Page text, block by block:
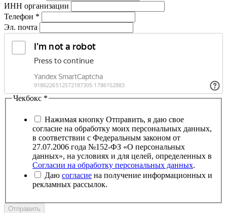
ИНН организации
Телефон *
Эл. почта
Чекбокс *
Нажимая кнопку Отправить, я даю свое
согласие на обработку моих персональных данных,
в соответствии с Федеральным законом от
27.07.2006 года №152-ФЗ «О персональных
данных», на условиях и для целей, определенных в
Согласии на обработку персональных данных.
Даю согласие на получение информационных и
рекламных рассылок.
Отправить